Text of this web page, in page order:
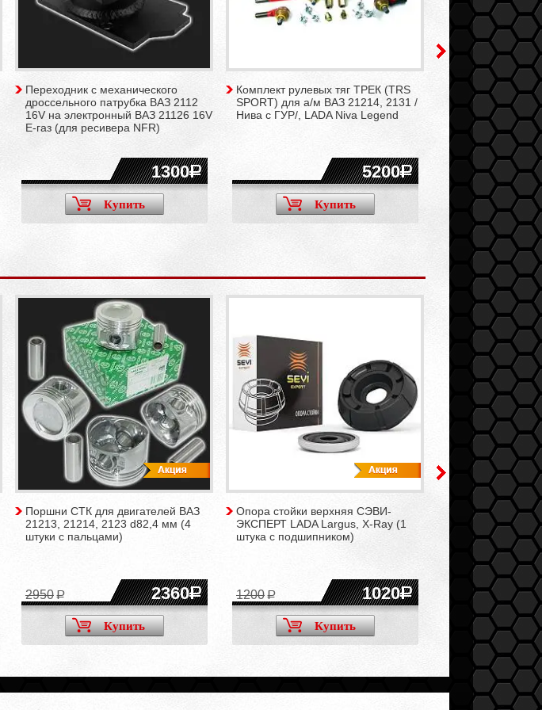
Переходник с механического
дроссельного патрубка ВАЗ 2112
16V на электронный ВАЗ 21126 16V
Е-газ (для ресивера NFR)
1300
Купить
Комплект рулевых тяг ТРЕК (TRS
SPORT) для а/м ВАЗ 21214, 2131 /
Нива с ГУР/, LADA Niva Legend
5200
Купить
Комплект
(Чемпион S10)
NIVA, LADA Niva
Поршни СТК для двигателей ВАЗ
21213, 21214, 2123 d82,4 мм (4
штуки с пальцами)
2360
2950
Купить
Опора стойки верхняя СЭВИ-
ЭКСПЕРТ LADA Largus, X-Ray (1
штука с подшипником)
1020
1200
Купить
Накладки на
алюминий/ Type
подсветкой, тип